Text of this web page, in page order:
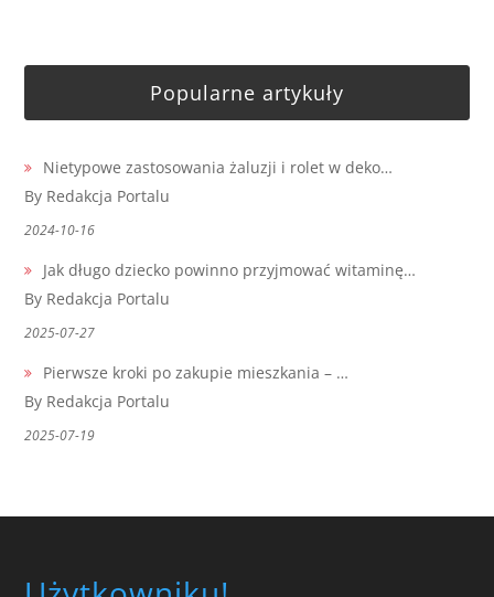
Popularne artykuły
Nietypowe zastosowania żaluzji i rolet w deko…
By Redakcja Portalu
2024-10-16
Jak długo dziecko powinno przyjmować witaminę…
By Redakcja Portalu
2025-07-27
Pierwsze kroki po zakupie mieszkania – …
By Redakcja Portalu
2025-07-19